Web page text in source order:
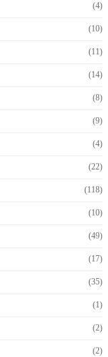
(4)
(10)
(11)
(14)
(8)
(9)
(4)
(22)
(118)
(10)
(49)
(17)
(35)
(1)
(2)
(2)